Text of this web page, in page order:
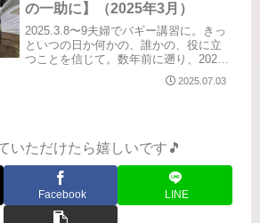
の一助に】（2025年3月）
2025.3.8〜9夫婦でバギー講習に。きっ
といつの日か何かの、誰かの、役に立
つことを信じて。数年前に遡り、2022
年7月。ハイエースツアーズワイドに乗
っている頃、私たち夫婦はユンボ（重
2025.07.03
いただけたら嬉しいです🎵
Facebook LINE